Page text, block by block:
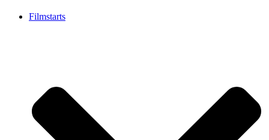
Filmstarts